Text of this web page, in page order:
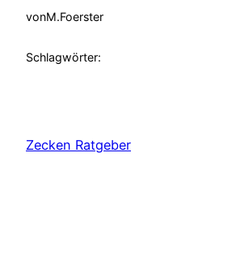
vonM.Foerster
Schlagwörter:
Zecken Ratgeber